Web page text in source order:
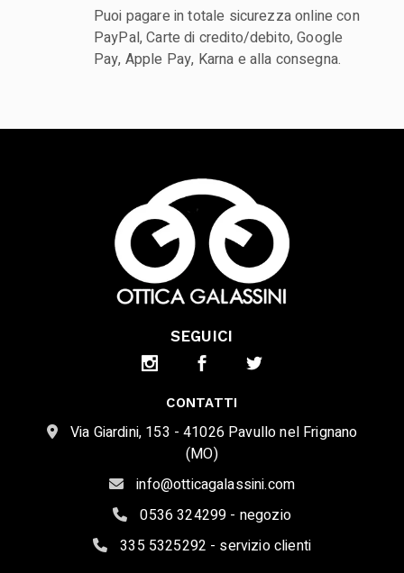
Puoi pagare in totale sicurezza online con
PayPal, Carte di credito/debito, Google
Pay, Apple Pay, Karna e alla consegna.
SEGUICI
CONTATTI
Via Giardini, 153 - 41026 Pavullo nel Frignano
(MO)
info@otticagalassini.com
0536 324299 - negozio
335 5325292 - servizio clienti